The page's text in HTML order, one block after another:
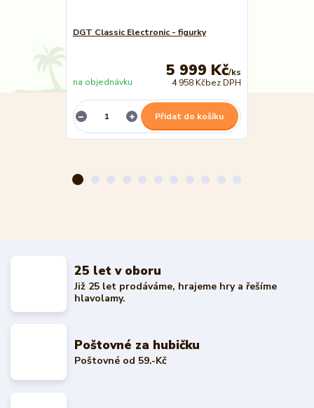
DGT Classic Electronic - figurky
5 999 Kč/ks
4 958 Kčbez DPH
na objednávku
Přidat do košíku
25 let v oboru
Již 25 let prodáváme, hrajeme hry a řešíme
hlavolamy.
Poštovné za hubičku
Poštovné od 59.-Kč